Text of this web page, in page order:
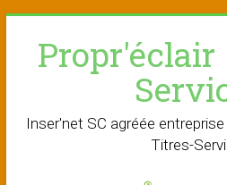
content
Inser'net SC agréée
Titres-